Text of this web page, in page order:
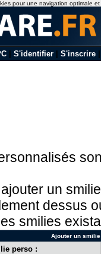
S'identifier S'inscrire
un
dessus
smilies
Ajouter un
perso :
pour une navigation optimale